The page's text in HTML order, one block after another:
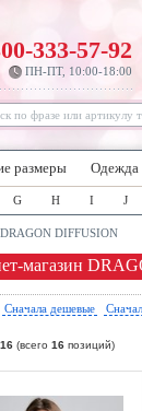
333-57-92
ПН-ПТ, 10:00-18:00
размеры Одежда
G H I J
DRAGON DIFFUSION
магазин
Сначала дешевые
16 (всего 16 позиций)